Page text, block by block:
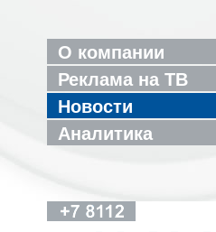
О компании
Реклама на ТВ
Новости
Аналитика